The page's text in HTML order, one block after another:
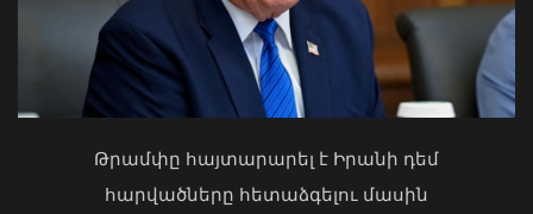
Կաթողիկոսը պետք է օրենքի առաջ
կանգնի, եթե հանցանք է գործել, կամ
արտաքին ազդեցության գործակալ
դարձել. աստվածաբան
Թրամփը հայտարարել է Իրանի դեմ
հարվածները հետաձգելու մասին